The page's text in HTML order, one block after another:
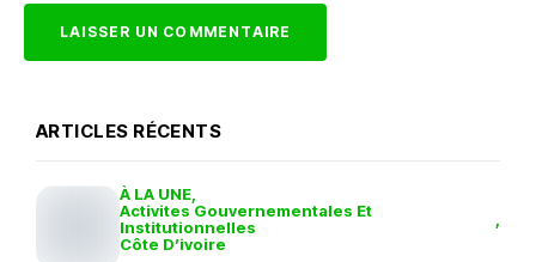
ARTICLES RÉCENTS
À LA UNE
Activites Gouvernementales Et
Institutionnelles
Côte D’ivoire